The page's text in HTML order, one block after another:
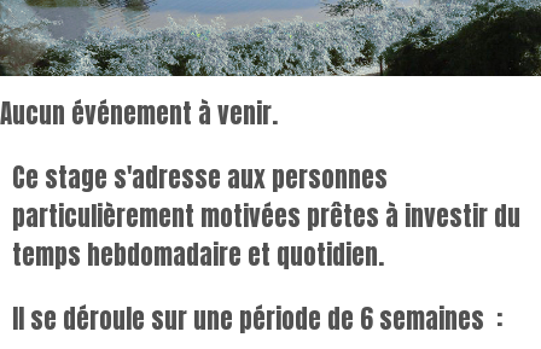
Aucun événement à venir.
Ce stage s'adresse aux personnes
particulièrement motivées prêtes à investir du
temps hebdomadaire et quotidien.
Il se déroule sur une période de 6 semaines :